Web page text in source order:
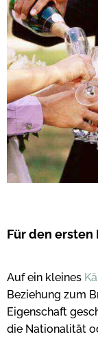
Für den ersten
Auf ein kleines
Beziehung zum
Eigenschaft
die Nationalität